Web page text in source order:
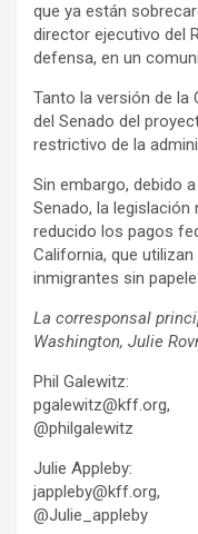
que ya están
director ejecutivo del
defensa, en un
Tanto la versión de la
del Senado del
restrictivo de la
Sin embargo, debido
Senado, la
reducido los pagos
California, que
inmigrantes sin
La corresponsal
Washington, Julie
Phil Galewitz:
pgalewitz@kff.org,
@philgalewitz
Julie Appleby:
jappleby@kff.org,
@Julie_appleby